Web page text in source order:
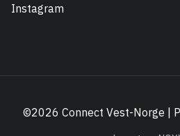
Instagram
©2026 Connect Vest-Norge |